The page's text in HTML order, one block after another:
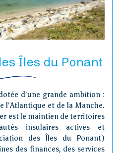
Îles du Ponant
d'une grande ambition :
l'Atlantique et de la Manche.
est le maintien de territoires
insulaires actives et
des Îles du Ponant)
des finances, des services